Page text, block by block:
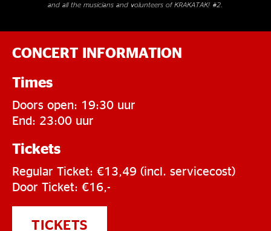
and all the musicians and volunteers of KRAKATAK! #2.
CONCERT INFORMATION
Times
Doors open: 19:30 uur
End: 23:00 uur
Tickets
Regular Ticket: €13,49 (incl. servicecost)
Door Ticket: €16,-
TICKETS